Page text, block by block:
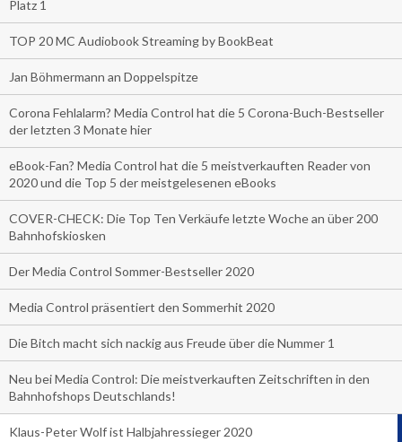
Platz 1
TOP 20 MC Audiobook Streaming by BookBeat
Jan Böhmermann an Doppelspitze
Corona Fehlalarm? Media Control hat die 5 Corona-Buch-Bestseller
der letzten 3 Monate hier
eBook-Fan? Media Control hat die 5 meistverkauften Reader von
2020 und die Top 5 der meistgelesenen eBooks
COVER-CHECK: Die Top Ten Verkäufe letzte Woche an über 200
Bahnhofskiosken
Der Media Control Sommer-Bestseller 2020
Media Control präsentiert den Sommerhit 2020
Die Bitch macht sich nackig aus Freude über die Nummer 1
Neu bei Media Control: Die meistverkauften Zeitschriften in den
Bahnhofshops Deutschlands!
Klaus-Peter Wolf ist Halbjahressieger 2020